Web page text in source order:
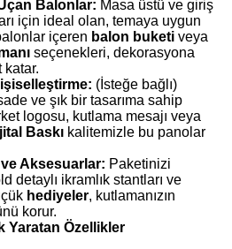
Balonlar: Masa üstü ve giriş
için ideal olan, temaya uygun
içeren balon buketi veya
seçenekleri, dekorasyona
katar.
(İsteğe bağlı)
ve şık bir tasarıma sahip
logosu, kutlama mesajı veya
Baskı kalitemizle bu panolar
Aksesuarlar: Paketinizi
detaylı ikramlık stantları ve
hediyeler, kutlamanızın
korur.
Yaratan Özellikler